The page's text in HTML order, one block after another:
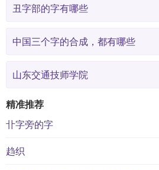
丑字部的字有哪些
中国三个字的合成，都有哪些
山东交通技师学院
精准推荐
卝字旁的字
趋织